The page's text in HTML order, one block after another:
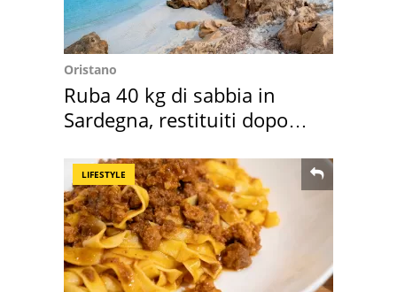
Oristano
Ruba 40 kg di sabbia in
Sardegna, restituiti dopo
LIFESTYLE